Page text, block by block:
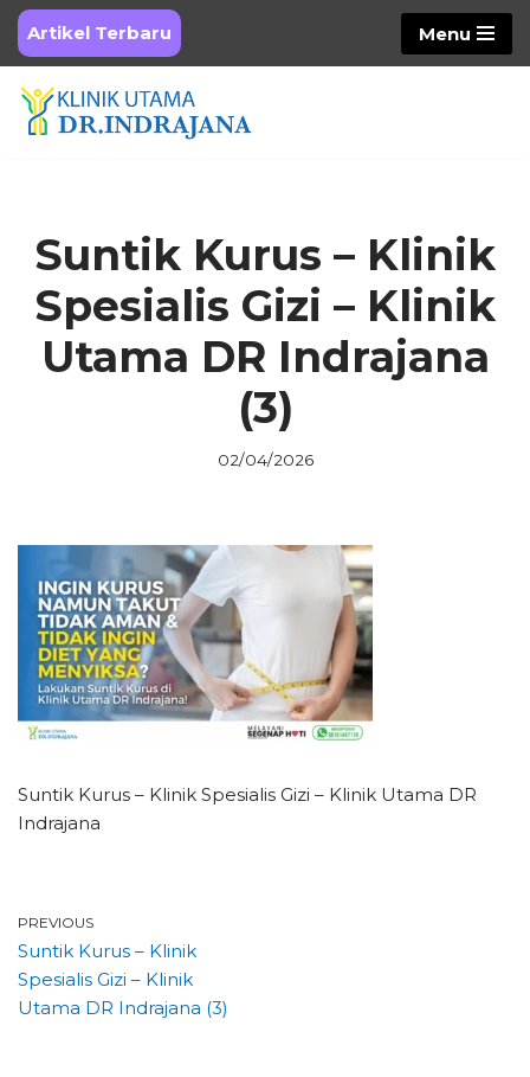
Skip
to
content
Artikel Terbaru Menu
Suntik Kurus – Klinik
Spesialis Gizi – Klinik
Utama DR Indrajana
(3)
02/04/2026
Suntik Kurus – Klinik Spesialis Gizi – Klinik Utama DR
Indrajana
PREVIOUS
Suntik Kurus – Klinik
Spesialis Gizi – Klinik
Utama DR Indrajana (3)